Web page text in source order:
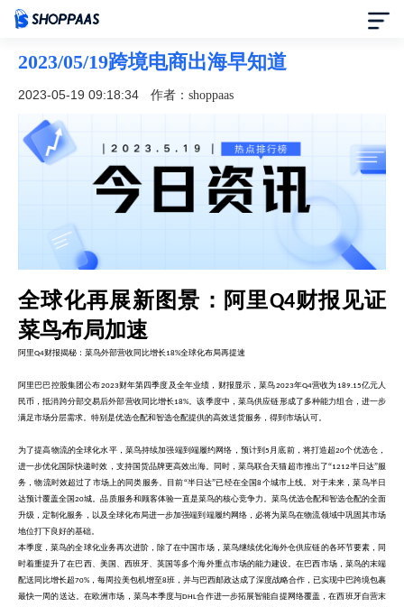
首页
定价
模板中心
合作伙伴
帮助中心
简体中文
登录 免费使用
2023/05/19跨境电商出海早知道
2023-05-19 09:18:34 作者：shoppaas
全球化再展新图景：阿里Q4财报见证
菜鸟布局加速
阿里Q4财报揭秘：菜鸟外部营收同比增长18%全球化布局再提速
阿里巴巴控股集团公布2023财年第四季度及全年业绩，财报显示，菜鸟2023年Q4营收为 189.15亿元人
民币，抵消跨分部交易后外部营收同比增长18%。该季度中，菜鸟供应链形成了多种能力组合，进一步
满足市场分层需求。特别是优选仓配和智选仓配提供的高效送货服务，得到市场认可。
为了提高物流的全球化水平，菜鸟持续加强端到端履约网络，预计到5 月底前，将打造超20个优选仓，
进一步优化国际快递时效，支持国货品牌更高效出海。同时，菜鸟联合天猫超市推出了“1212半日达”服
务，物流时效超过了市场上的同类服务。目前“半日达”已经在全国8个城市上线。对于未来，菜鸟半日
达预计覆盖全国20城。品质服务和顾客体验一直是菜鸟的核心竞争力。菜鸟优选仓配和智选仓配的全面
升级，定制化服务，以及全球化布局进一步加强端到端履约网络，必将为菜鸟在物流领域中巩固其市场
地位打下良好的基础。
本季度，菜鸟的全球化业务再次进阶，除了在中国市场，菜鸟继续优化海外仓供应链的各环节要素，同
时着重提升了在巴西、美国、西班牙、英国等多个海外重点市场的能力建设。在巴西市场，菜鸟的末端
配送同比增长超70% ，每周拉美包机增至8班，并与巴西邮政达成了深度战略合作，已实现中巴跨境包裹
最快一周的送达。在欧洲市场，菜鸟本季度与DHL合作进一步拓展智能自提网络覆盖，在西班牙自营末